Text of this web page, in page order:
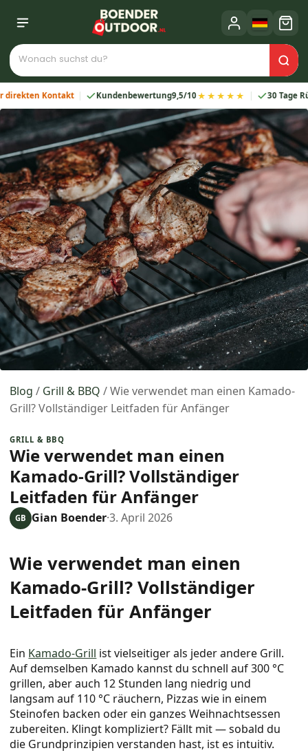
Kontakt Kundenbewertung9,5/10★★★★★ 30 Tage Rückgabe
Blog / Grill & BBQ /Wie verwendet man einen Kamado-
Grill? Vollständiger Leitfaden für Anfänger
GRILL & BBQ
Wie verwendet man einen
Kamado-Grill? Vollständiger
Leitfaden für Anfänger
GB Gian Boender·3. April 2026
Wie verwendet man einen
Kamado-Grill? Vollständiger
Leitfaden für Anfänger
Ein Kamado-Grill ist vielseitiger als jeder andere Grill.
Auf demselben Kamado kannst du schnell auf 300 °C
grillen, aber auch 12 Stunden lang niedrig und
langsam auf 110 °C räuchern, Pizzas wie in einem
Steinofen backen oder ein ganzes Weihnachtsessen
zubereiten. Klingt kompliziert? Fällt mit — sobald du
die Grundprinzipien verstanden hast, ist es intuitiv.